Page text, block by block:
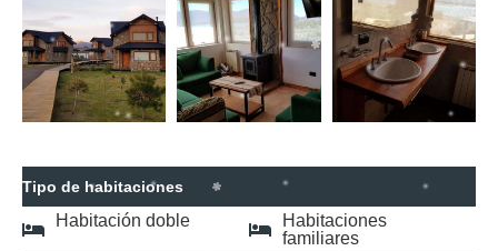
Tipo de habitaciones
Habitación doble
Habitaciones
familiares